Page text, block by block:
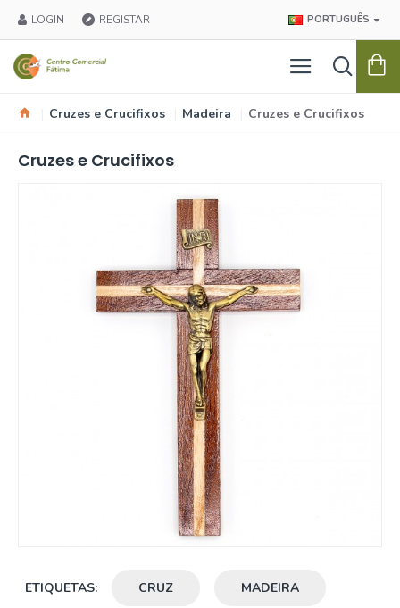
LOGIN REGISTAR PORTUGUÊS
Cruzes e Crucifixos Madeira Cruzes e Crucifixos
Cruzes e Crucifixos
ETIQUETAS: CRUZ MADEIRA